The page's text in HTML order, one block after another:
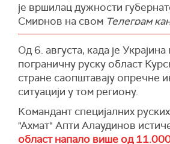
предузећа, док су начелници
Полтавске и Кировоградске
пријавили да нема поготка у
или жртава.
Начелник Николајвске
тамошње ваздухопловне
дронова не износећи детаље о
Још осам дронова оборено је
Херсонске области, изјавио
области.
је вршилац дужности
Смирнов на свом Телеграм
"Процес евакуације
координисаће снаге реда,
администрација и чланови
Патриот. Молим све да се
препорука", написао је
Новости.
Раније у среду, прес-служба
Од 6. августа, када је
пограничну руску област
стране саопштавају опречне
ситуацији у том региону.
Командант специјалних
"Ахмaт" Апти Алаудинов
област напало више од 11.000